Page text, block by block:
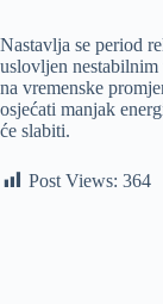
Nastavlja se period
uslovljen
na vremenske
osjećati manjak
će slabiti.
Post Views: 364